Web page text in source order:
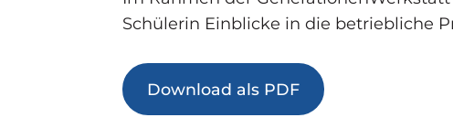
Schülerin Einblicke in die betriebliche
Download als PDF